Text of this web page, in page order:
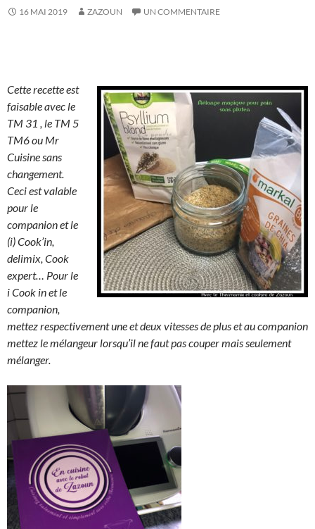
16 MAI 2019 ZAZOUN UN COMMENTAIRE
Cette recette est
faisable avec le
TM 31 , le TM 5
TM6 ou Mr
Cuisine sans
changement.
Ceci est valable
pour le
companion et le
(i) Cook’in,
delimix, Cook
expert… Pour le
i Cook in et le
companion,
mettez respectivement une et deux vitesses de plus et au companion
mettez le mélangeur lorsqu’il ne faut pas couper mais seulement
mélanger.